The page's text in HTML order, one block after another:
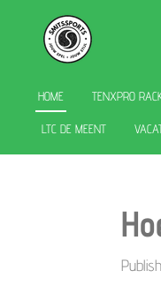
content
HOME TENXPRO
LTC DE MEENT